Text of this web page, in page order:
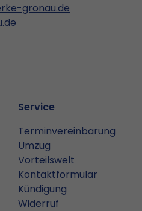
gronau.de
Service
Terminvereinbarung
Umzug
Vorteilswelt
Kontaktformular
Kündigung
Widerruf